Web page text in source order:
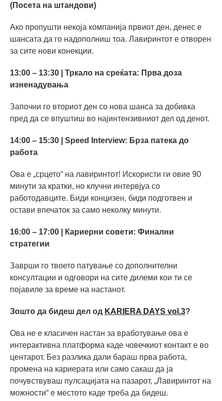
(Посета на штандови)
Ако пропушти некоја компанија првиот ден, денес е
шансата да го надополниш тоа. Лавиринтот е отворен
за сите нови конекции.
13:00 – 13:30 | Тркало на среќата: Прва доза
изненадувања
Започни го вториот ден со нова шанса за добивка
пред да се впуштиш во најинтензивниот дел од денот.
14:00 – 15:30 | Speed Interview: Брза патека до
работа
Ова е „срцето“ на лавиринтот! Искористи ги овие 90
минути за кратки, но клучни интервјуа со
работодавците. Биди концизен, биди подготвен и
остави впечаток за само неколку минути.
16:00 – 17:00 | Кариерни совети: Финални
стратегии
Заврши го твоето патување со дополнителни
консултации и одговори на сите дилеми кои ти се
појавиле за време на настанот.
Зошто да бидеш дел од KARIERA DAYS vol.3?
Ова не е класичен настан за вработување ова е
интерактивна платформа каде човечкиот контакт е во
центарот. Без разлика дали бараш прва работа,
промена на кариерата или само сакаш да ја
почувствуваш пулсацијата на пазарот, „Лавиринтот на
можности“ е местото каде треба да бидеш.